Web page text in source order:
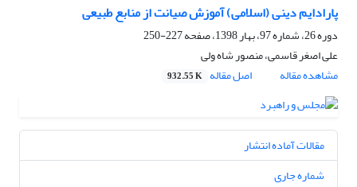
پارادایم دینی (اسلامی) آموزش صیانت از منابع طبیعی
دوره 26، شماره 97، بهار 1398، صفحه
227-250
علی اصغر قاسمی، منصور شاه ولی
مشاهده مقاله
اصل مقاله 932.55 K
مقالات آماده انتشار
شماره جاری